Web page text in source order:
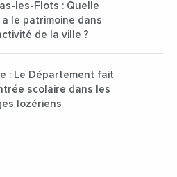
les-Flots : Quelle
a le patrimoine dans
de la ville ?
: Le Département fait
scolaire dans les
lozériens